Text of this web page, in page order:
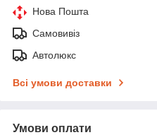
Нова Пошта
Самовивіз
Автолюкс
Всі умови доставки
Умови оплати